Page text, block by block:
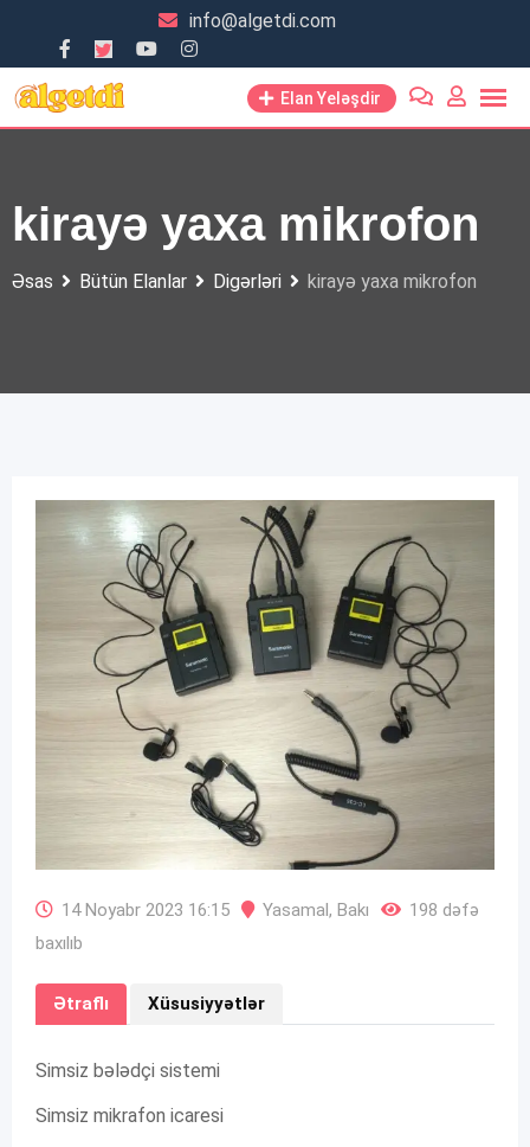
content
info@algetdi.com
Elan Yeləşdir
kirayə yaxa mikrofon
Əsas Bütün Elanlar Digərləri kirayə yaxa mikrofon
14 Noyabr 2023 16:15 Yasamal, Bakı
198 dəfə
baxılıb
Ətraflı Xüsusiyyətlər
Simsiz bələdçi sistemi
Simsiz mikrafon icaresi